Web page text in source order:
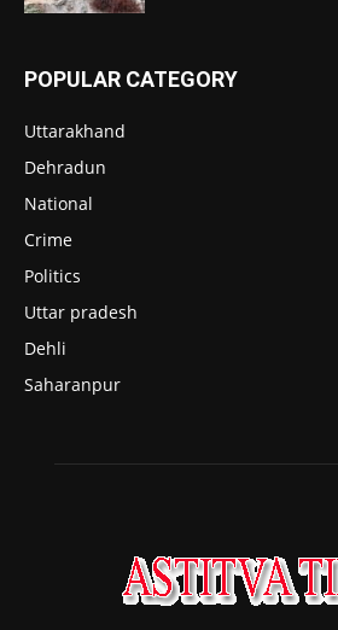
POPULAR CATEGORY
Uttarakhand
Dehradun
National
Crime
Politics
Uttar pradesh
Dehli
Saharanpur